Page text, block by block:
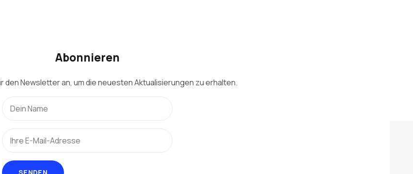
Abonnieren
den Newsletter an, um die neuesten Aktualisierungen zu erhalten.